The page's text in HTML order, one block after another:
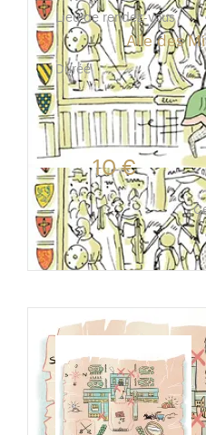
Lieu de rendez-vous
Aile des
Durée
Gratuit pour les
10 €